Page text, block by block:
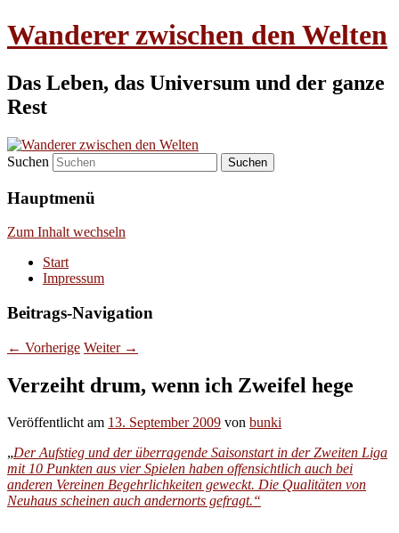
Wanderer zwischen den Welten
Das Leben, das Universum und der ganze
Rest
Suchen
Hauptmenü
Zum Inhalt wechseln
Start
Impressum
Beitrags-Navigation
← Vorherige Weiter →
Verzeiht drum, wenn ich Zweifel hege
Veröffentlicht am 13. September 2009 von bunki
„Der Aufstieg und der überragende Saisonstart in der Zweiten Liga
mit 10 Punkten aus vier Spielen haben offensichtlich auch bei
anderen Vereinen Begehrlichkeiten geweckt. Die Qualitäten von
Neuhaus scheinen auch andernorts gefragt.“